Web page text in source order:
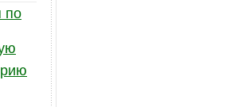
по